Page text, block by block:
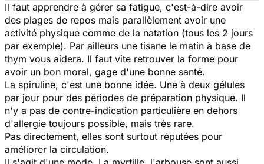
Il faut apprendre à gérer sa fatigue, c'est-à-dire avoir
des plages de repos mais parallèlement avoir une
activité physique comme de la natation (tous les 2 jours
par exemple). Par ailleurs une tisane le matin à base de
thym vous aidera. Il faut vite retrouver la forme pour
avoir un bon moral, gage d'une bonne santé.
La spiruline, c'est une bonne idée. Une à deux gélules
par jour pour des périodes de préparation physique. Il
n'y a pas de contre-indication particulière en dehors
d'allergie toujours possible, mais très rare.
Pas directement, elles sont surtout réputées pour
améliorer la circulation.